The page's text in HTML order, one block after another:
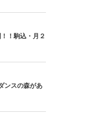
！駒込・月２
ンスの森があ